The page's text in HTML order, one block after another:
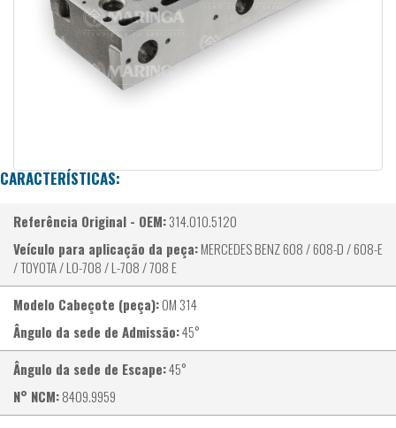
CARACTERÍSTICAS:
Referência Original - OEM:314.010.5120
Veículo para aplicação da peça:MERCEDES BENZ 608 / 608-D / 608-E
/ TOYOTA / LO-708 / L-708 / 708 E
Modelo Cabeçote (peça):OM 314
Ângulo da sede de Admissão:45°
Ângulo da sede de Escape:45°
N° NCM:8409.9959